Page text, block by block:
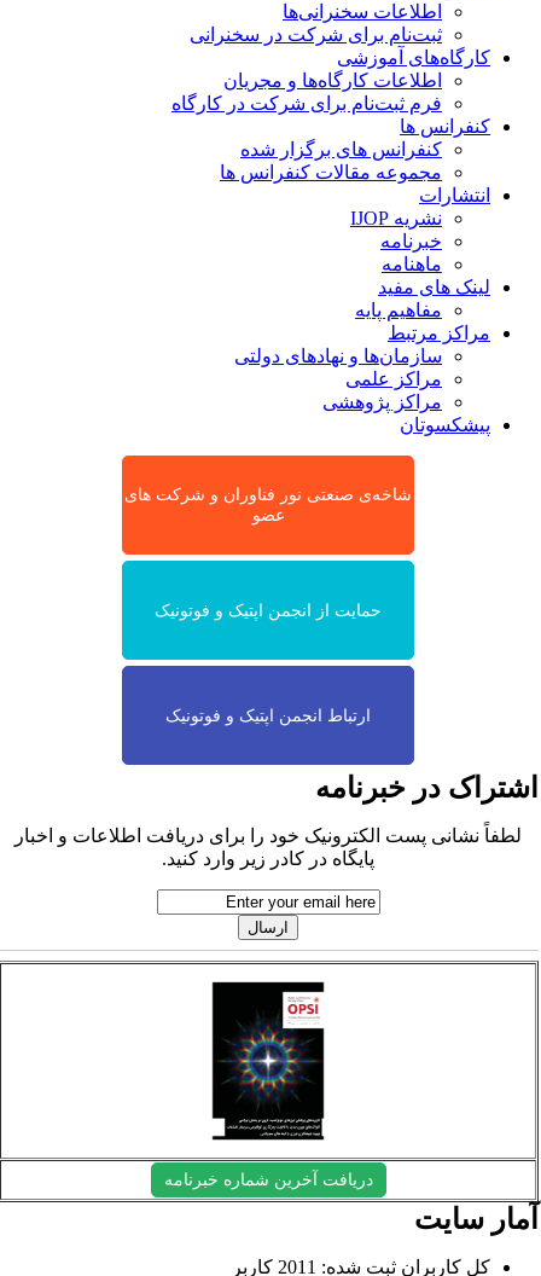
اطلاعات سخنرانی‌‌ها
ثبت‌نام برای شرکت در سخنرانی
کارگاه‌های آموزشی
اطلاعات کارگاه‌ها و مجریان
فرم ثبت‌نام برای شرکت در کارگاه
کنفرانس ها
کنفرانس های برگزار شده
مجموعه مقالات کنفرانس ها
انتشارات
نشریه IJOP
خبرنامه
ماهنامه
لینک های مفید
مفاهیم پایه
مراکز مرتبط
سازمان‌ها و نهادهای دولتی
مراکز علمی
مراکز پژوهشی
پیشکسوتان
شاخه‌ی صنعتی نور فناوران و شرکت های
عضو
حمایت از انجمن اپتیک و فوتونیک
ارتباط انجمن اپتیک و فوتونیک
در خبرنامه
لطفاً نشانی پست الکترونیک خود را برای دریافت اطلاعات و اخبار
پایگاه در کادر زیر وارد کنید.
دریافت آخرین شماره خبرنامه
سایت
کل کاربران ثبت شده: 2011 کاربر